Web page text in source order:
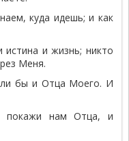
куда идешь; и как
и жизнь; никто
Меня.
бы и Отца Моего. И
покажи нам Отца, и